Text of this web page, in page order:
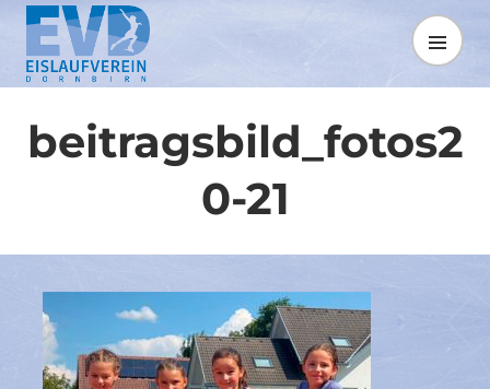
Springe
zum
Inhalt
MENÜ
beitragsbild_fotos2
0-21